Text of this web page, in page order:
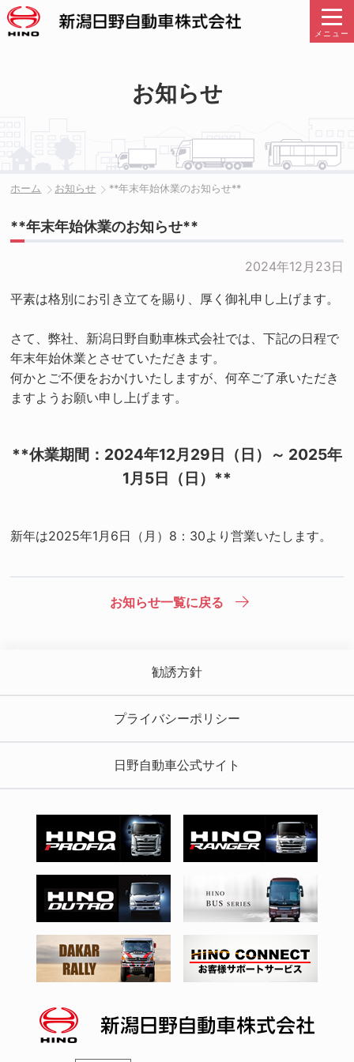
メニュー
お知らせ
ホーム お知らせ **年末年始休業のお知らせ**
**年末年始休業のお知らせ**
2024年12月23日
平素は格別にお引き立てを賜り、厚く御礼申し上げます。
さて、弊社、新潟日野自動車株式会社では、下記の日程で
年末年始休業とさせていただきます。
何かとご不便をおかけいたしますが、何卒ご了承いただき
ますようお願い申し上げます。
**休業期間：2024年12月29日（日）～ 2025年
1月5日（日）**
新年は2025年1月6日（月）8：30より営業いたします。
お知らせ一覧に戻る
勧誘方針
プライバシーポリシー
日野自動車公式サイト